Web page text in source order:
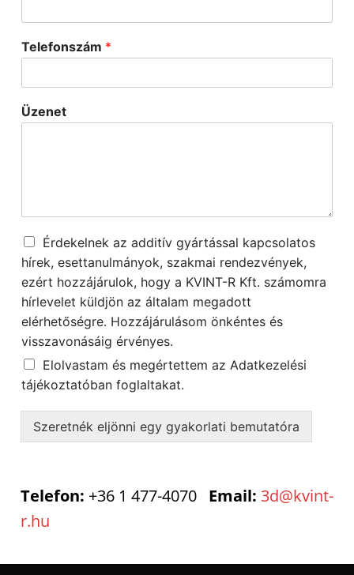
Telefonszám *
Üzenet
Érdekelnek az additív gyártással kapcsolatos
hírek, esettanulmányok, szakmai rendezvények,
ezért hozzájárulok, hogy a KVINT-R Kft. számomra
hírlevelet küldjön az általam megadott
elérhetőségre. Hozzájárulásom önkéntes és
visszavonásáig érvényes.
Elolvastam és megértettem az Adatkezelési
tájékoztatóban foglaltakat.
Szeretnék eljönni egy gyakorlati bemutatóra
Telefon: +36 1 477-4070 Email: 3d@kvint-
r.hu